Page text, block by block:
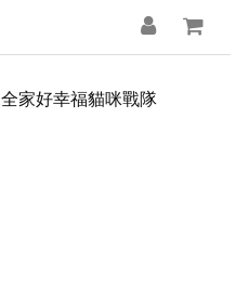
全家好幸福貓咪戰隊